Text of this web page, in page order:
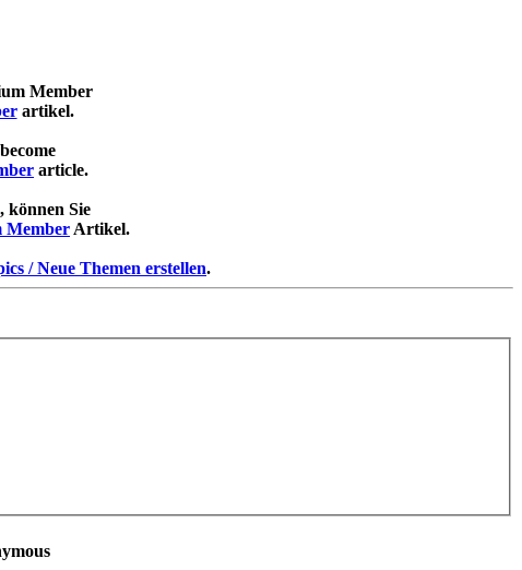
Member
artikel.
article.
können Sie
Member Artikel.
/ Neue Themen erstellen.